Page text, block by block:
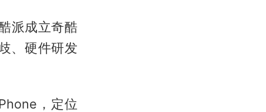
派成立奇酷
、硬件研发
，定位